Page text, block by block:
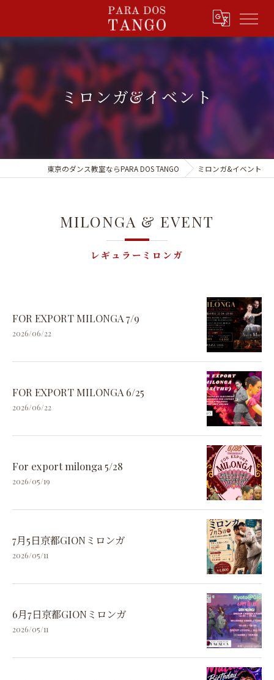
ミロンガ&イベント
東京のダンス教室ならPARA DOS TANGO ミロンガ&イベント
MILONGA & EVENT
レギュラーミロンガ
FOR EXPORT MILONGA 7/9
2026/06/22
FOR EXPORT MILONGA 6/25
2026/06/22
For export milonga 5/28
2026/05/19
7月5日京都GIONミロンガ
2026/05/11
6月7日京都GIONミロンガ
2026/05/11